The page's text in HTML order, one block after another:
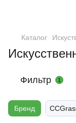
Каталог
Фильтр 1
Бренд